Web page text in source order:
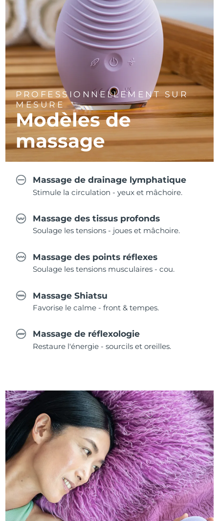
PROFESSIONNELLEMENT SUR
MESURE
Modèles de
massage
Massage de drainage lymphatique
Stimule la circulation - yeux et mâchoire.
Massage des tissus profonds
Soulage les tensions - joues et mâchoire.
Massage des points réflexes
Soulage les tensions musculaires - cou.
Massage Shiatsu
Favorise le calme - front & tempes.
Massage de réflexologie
Restaure l'énergie - sourcils et oreilles.